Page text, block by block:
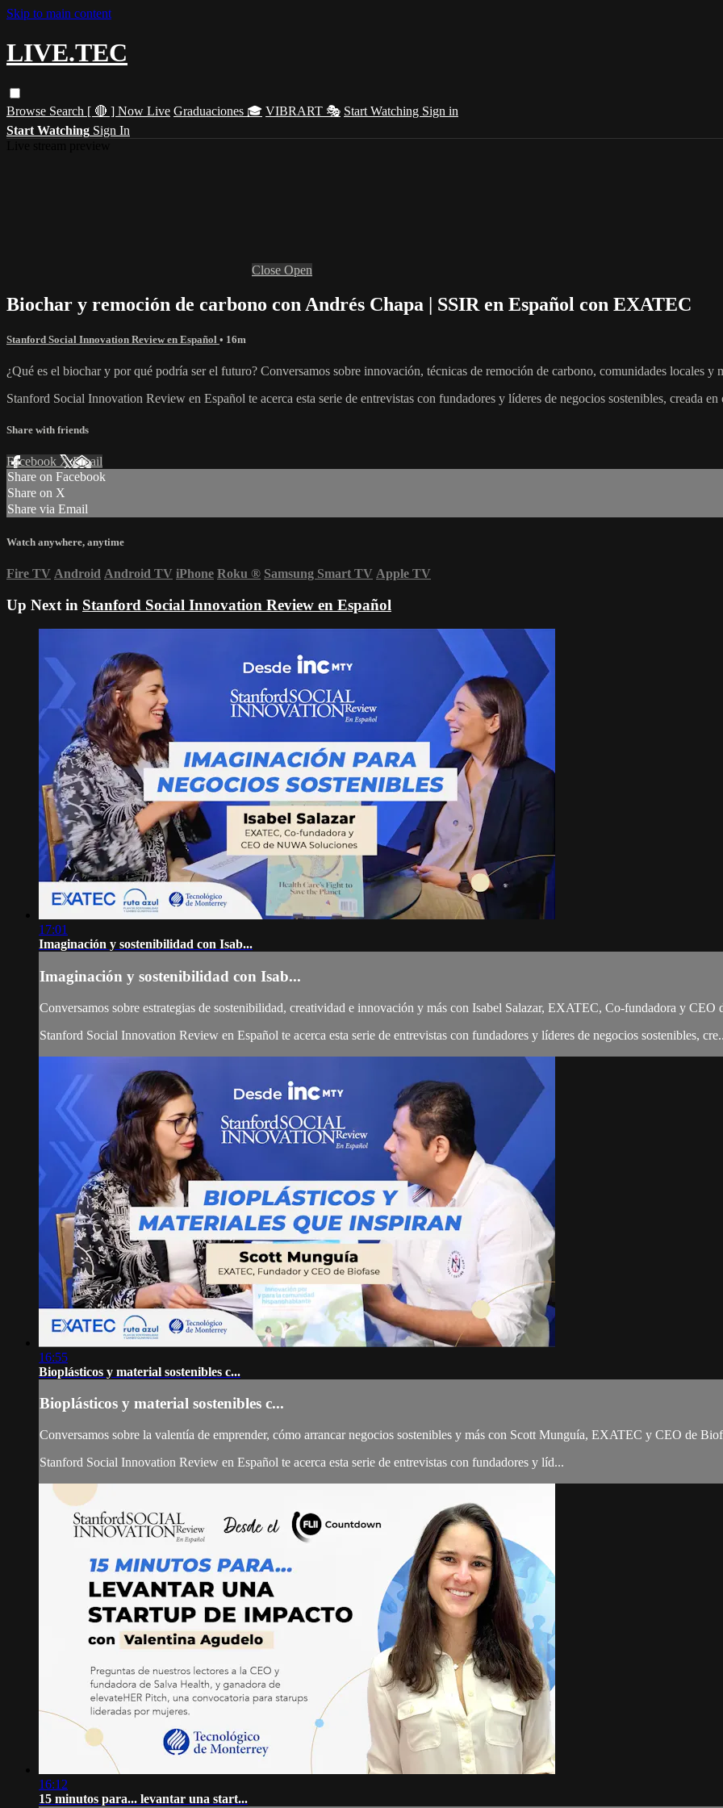
Skip to main content
LIVE.TEC
Browse Search [ 🔴 ] Now Live Graduaciones 🎓 VIBRART 🎭 Start Watching Sign in
Start Watching Sign In
Close Open
Biochar y remoción de carbono con Andrés Chapa | SSIR en Español con EXATEC
Stanford Social Innovation Review en Español • 16m
¿Qué es el biochar y por qué podría ser el futuro? Conversamos sobre innovación, técnicas de remoción de carbono, comunidades locales
Stanford Social Innovation Review en Español te acerca esta serie de entrevistas con fundadores y líderes de negocios sostenibles, creada
Share with friends
Facebook XEmail
Share on Facebook
Share on X
Share via Email
Watch anywhere, anytime
Fire TV Android Android TV iPhone Roku ® Samsung Smart TV Apple TV
Up Next in Stanford Social Innovation Review en Español
17:01
Imaginación y sostenibilidad con Isab...
Imaginación y sostenibilidad con Isab...
Conversamos sobre estrategias de sostenibilidad, creatividad e innovación y más con Isabel Salazar, EXATEC, Co-fundadora y
Stanford Social Innovation Review en Español te acerca esta serie de entrevistas con fundadores y líderes de negocios sostenibles,
16:55
Bioplásticos y material sostenibles c...
Bioplásticos y material sostenibles c...
Conversamos sobre la valentía de emprender, cómo arrancar negocios sostenibles y más con Scott Munguía, EXATEC y CEO de
Stanford Social Innovation Review en Español te acerca esta serie de entrevistas con fundadores y líd...
16:12
15 minutos para... levantar una start...